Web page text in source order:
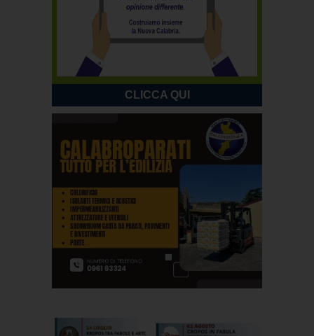
CLICCA QUI